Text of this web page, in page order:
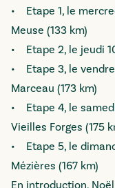
• Etape 1, le
Meuse (133 km)
• Etape 2, le jeudi
• Etape 3, le
Marceau (173 km)
• Etape 4, le
Vieilles Forges (175
• Etape 5, le
Mézières (167 km)
En introduction,